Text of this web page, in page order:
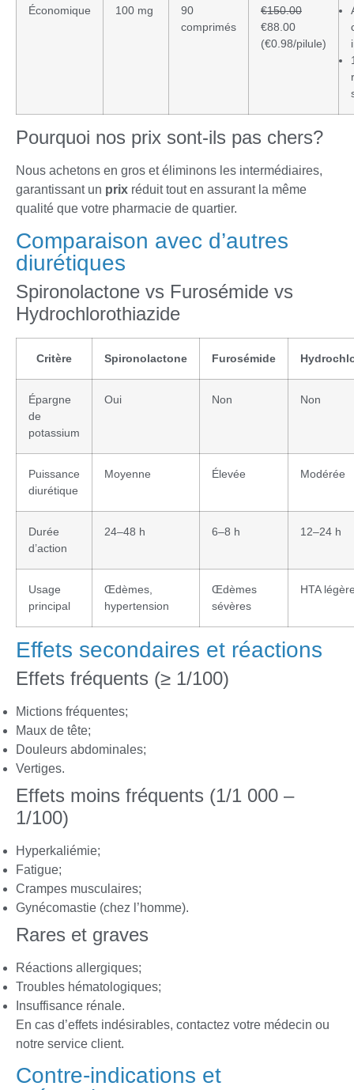
Économique 100 mg
90
comprimés
€150.00
€88.00
(€0.98/pilule)
Pourquoi nos prix sont-ils pas chers?
Nous achetons en gros et éliminons les intermédiaires,
garantissant un prix réduit tout en assurant la même
qualité que votre pharmacie de quartier.
Comparaison avec d’autres
diurétiques
Spironolactone vs Furosémide vs
Hydrochlorothiazide
Critère Spironolactone Furosémide
Épargne
de
potassium
Oui Non Non
Puissance
diurétique
Moyenne Élevée Modérée
Durée
d’action
24–48 h 6–8 h 12–24 h
Usage
principal
Œdèmes,
hypertension
Œdèmes
sévères
HTA
Effets secondaires et réactions
Effets fréquents (≥ 1/100)
Mictions fréquentes;
Maux de tête;
Douleurs abdominales;
Vertiges.
Effets moins fréquents (1/1 000 –
1/100)
Hyperkaliémie;
Fatigue;
Crampes musculaires;
Gynécomastie (chez l’homme).
Rares et graves
Réactions allergiques;
Troubles hématologiques;
Insuffisance rénale.
En cas d’effets indésirables, contactez votre médecin ou
notre service client.
Contre-indications et